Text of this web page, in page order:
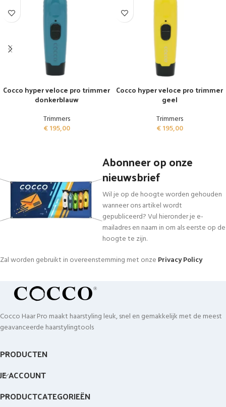
Cocco hyper veloce pro trimmer
donkerblauw
Trimmers
€195,00
Cocco hyper veloce pro trimmer
geel
Trimmers
€195,00
Abonneer op onze
nieuwsbrief
Wil je op de hoogte worden gehouden
wanneer ons artikel wordt
gepubliceerd? Vul hieronder je e-
mailadres en naam in om als eerste op de
hoogte te zijn.
Zal worden gebruikt in overeenstemming met onze Privacy Policy
Cocco Haar Pro maakt haarstyling leuk, snel en gemakkelijk met de meest
geavanceerde haarstylingtools
PRODUCTEN
JE ACCOUNT
PRODUCTCATEGORIEËN